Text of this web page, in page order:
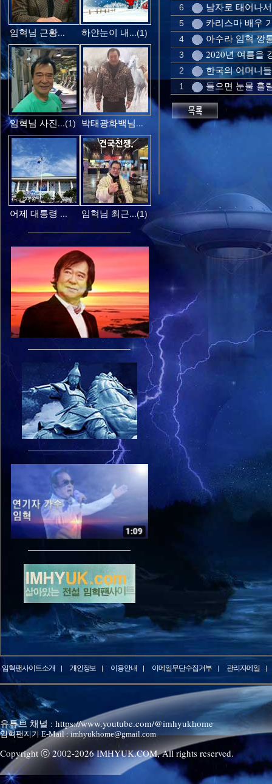
임혁님 근황... 하얀눈이 내...(1)
임혁님 사진...(1) 박태광화백님...
어제 대통령 ... 임혁님 최근...(1)
6 남자로 태어나
5 카리스마 배우
4 아수라 임혁 깡
3 2020년 여름을
2 한국의 어머니
1 들으면 눈물 흘
임혁팬사이트소개 개인정보 이용안내 이메일무단수집거부 관리자메일
유튜브 채널 : https://www.youtube.com/@imhyukhome
임혁팬지기 E-Mail : imhyukhome@gmail.com
Copyright ⓒ 2002-2026IMHYUK.COM,All rights reserved.